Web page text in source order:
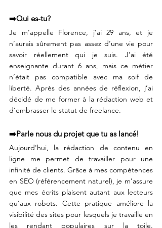
➡️Qui es-tu?⠀
Je m’appelle Florence, j’ai 29 ans, et je
n’aurais sûrement pas assez d’une vie pour
savoir réellement qui je suis. J'ai été
enseignante durant 6 ans, mais ce métier
n’était pas compatible avec ma soif de
liberté. Après des années de réflexion, j’ai
décidé de me former à la rédaction web et
d’embrasser le statut de freelance.⠀
➡️Parle nous du projet que tu as lancé!⠀
Aujourd'hui, la rédaction de contenu en
ligne me permet de travailler pour une
infinité de clients. Grâce à mes compétences
en SEO (référencement naturel), je m'assure
que mes écrits plaisent autant aux lecteurs
qu’aux robots. Cette pratique améliore la
visibilité des sites pour lesquels je travaille en
les rendant populaires sur la toile.